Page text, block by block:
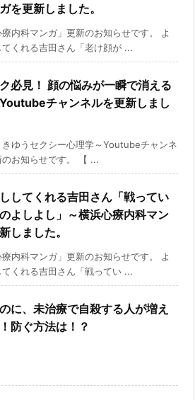
を更新しました。
療内科マンガ」更新のお知らせです。 よ
てくれる吉田さん「老け顔が ...
必見！ 顔の悩みが一瞬で消える
チャンネルを更新しまし
きゆうセクシー心理学～Youtubeチャンネ
のお知らせです。 【 ...
してくれる吉田さん「戦ってい
よしよし」～横浜心療内科マン
しました。
療内科マンガ」更新のお知らせです。 よ
てくれる吉田さん「戦ってい ...
に、未治療で自殺する人が増え
防ぐ方法は！？